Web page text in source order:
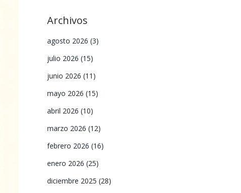
Archivos
agosto 2026 (3)
julio 2026 (15)
junio 2026 (11)
mayo 2026 (15)
abril 2026 (10)
marzo 2026 (12)
febrero 2026 (16)
enero 2026 (25)
diciembre 2025 (28)